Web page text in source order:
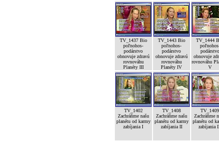
TV_1437 Bio
poľnohos-
podárstvo
obnovuje zdravú
rovnováhu
Planéty III
TV_1443 Bio
poľnohos-
podárstvo
obnovuje zdravú
rovnováhu
Planéty IV
TV_1444
podárstvo
obnovuje
rovnováhu
V
TV_1402
Zachráňme našu
planétu od karmy
zabíjania I
TV_1408
Zachráňme našu
planétu od karmy
zabíjania II
TV_1409
Zachráňme
planétu od
zabíjania